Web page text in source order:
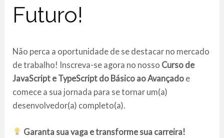
Futuro!
Não perca a oportunidade de se destacar no mercado
de trabalho! Inscreva-se agora no nosso Curso de
JavaScript e TypeScript do Básico ao Avançado e
comece a sua jornada para se tornar um(a)
desenvolvedor(a) completo(a).
Garanta sua vaga e transforme sua carreira!